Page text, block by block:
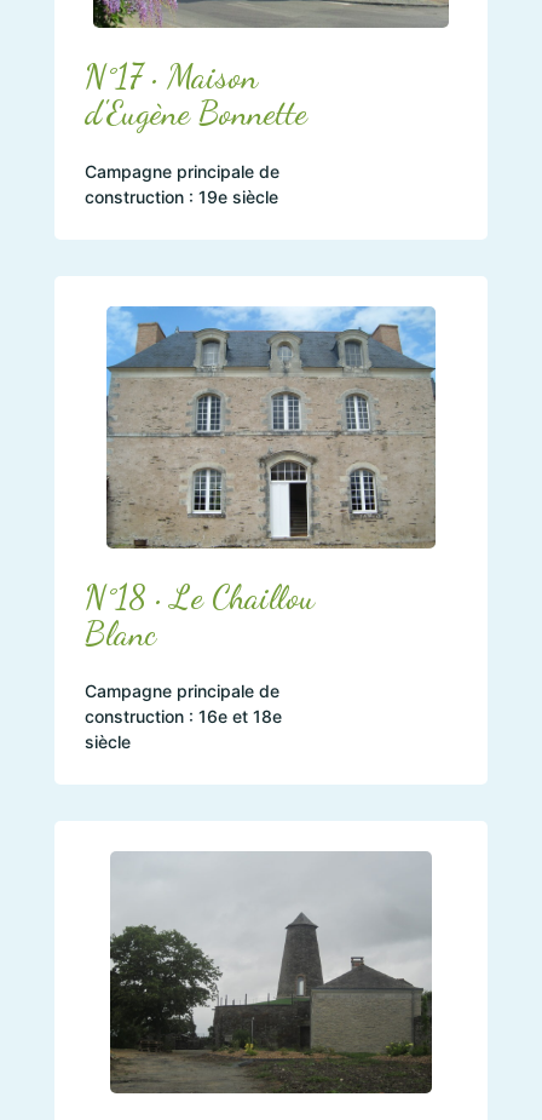
N°17 • Maison
d'Eugène Bonnette
Campagne principale de
construction : 19e siècle
N°18 • Le Chaillou
Blanc
Campagne principale de
construction : 16e et 18e
siècle